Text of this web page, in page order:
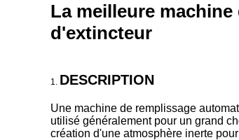
La meilleure
d'extincteur
1. DESCRIPTION
Une machine de remplissage
utilisé généralement pour un grand
création d'une atmosphère inerte